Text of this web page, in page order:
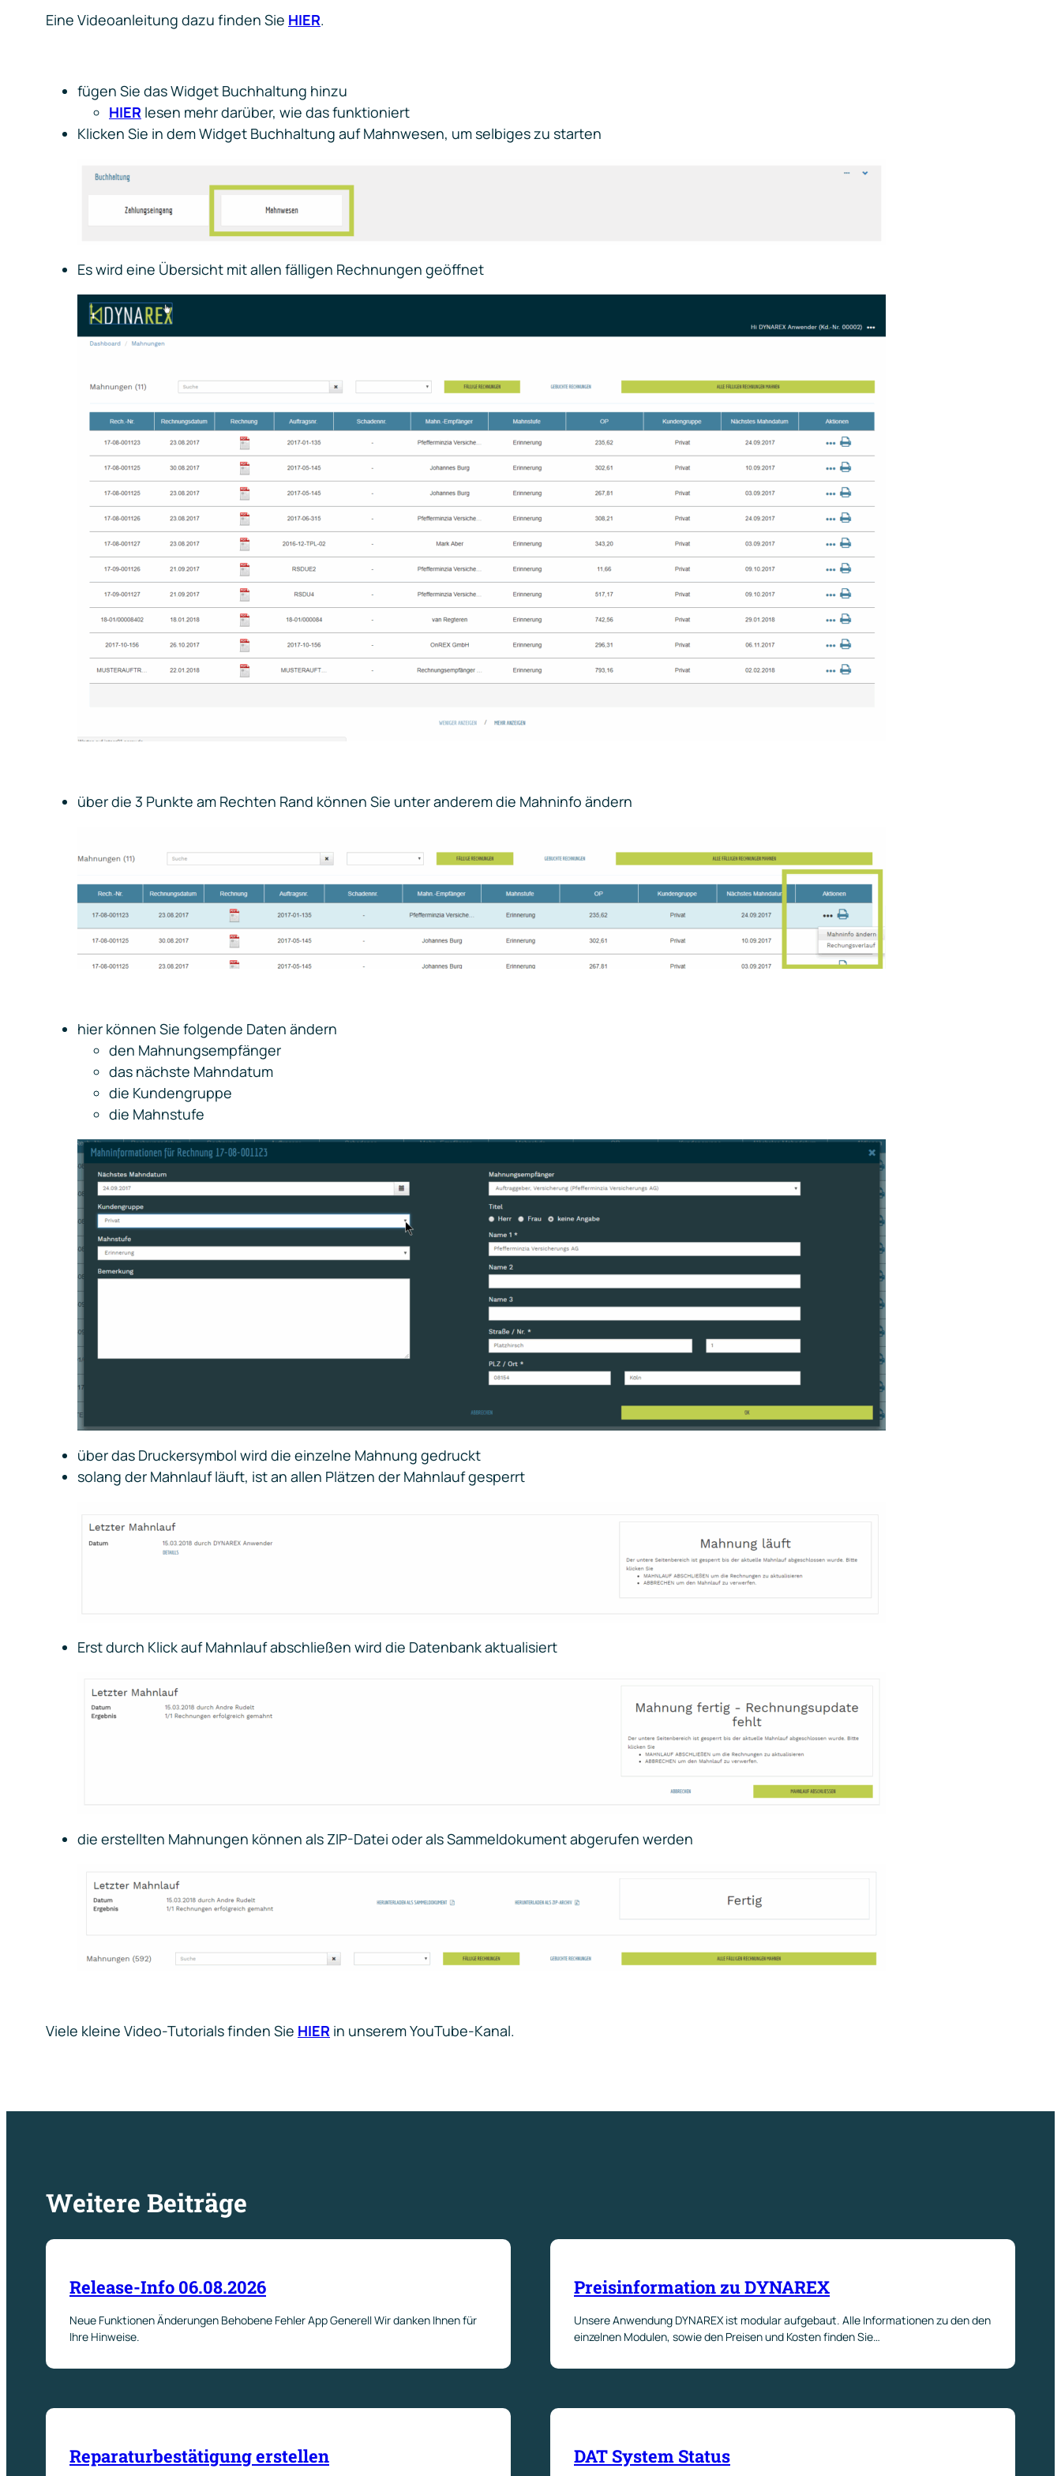
Eine Videoanleitung dazu finden Sie HIER.
fügen Sie das Widget Buchhaltung hinzu
HIER lesen mehr darüber, wie das funktioniert
Klicken Sie in dem Widget Buchhaltung auf Mahnwesen, um selbiges zu starten
Es wird eine Übersicht mit allen fälligen Rechnungen geöffnet
über die 3 Punkte am Rechten Rand können Sie unter anderem die Mahninfo ändern
hier können Sie folgende Daten ändern
den Mahnungsempfänger
das nächste Mahndatum
die Kundengruppe
die Mahnstufe
über das Druckersymbol wird die einzelne Mahnung gedruckt
solang der Mahnlauf läuft, ist an allen Plätzen der Mahnlauf gesperrt
Erst durch Klick aufMahnlauf abschließen wird die Datenbank aktualisiert
die erstellten Mahnungen können als ZIP-Datei oder als Sammeldokument abgerufen werden
Viele kleine Video-Tutorials finden Sie HIER in unserem YouTube-Kanal.
Weitere Beiträge
Release-Info 06.08.2026
Neue Funktionen Änderungen Behobene Fehler App Generell Wir danken Ihnen für
Ihre Hinweise.
Preisinformation zu DYNAREX
Unsere Anwendung DYNAREX ist modular aufgebaut. Alle Informationen zu den den
einzelnen Modulen, sowie den Preisen und Kosten finden Sie…
Reparaturbestätigung erstellen DAT System Status